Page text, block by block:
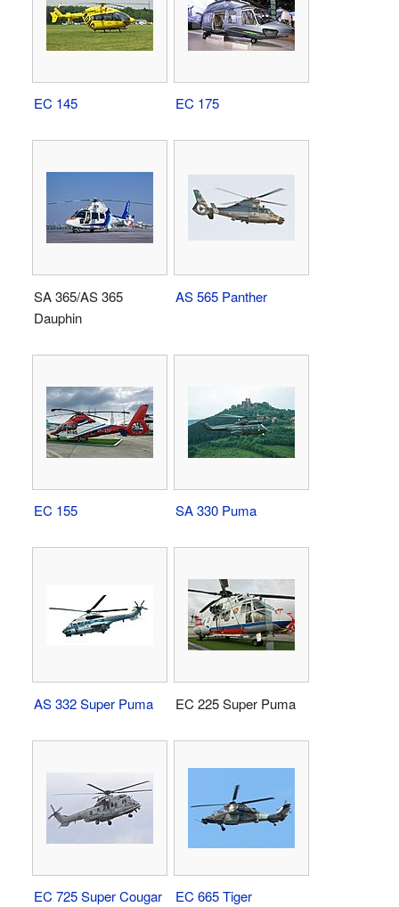
EC 145 EC 175
SA 365/AS 365
Dauphin
AS 565 Panther
EC 155 SA 330 Puma
AS 332 Super Puma EC 225 Super Puma
EC 725 Super Cougar EC 665 Tiger